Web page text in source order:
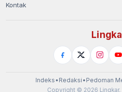
Kontak
Indeks • Redaksi • Pedoman
Copyright © 2026